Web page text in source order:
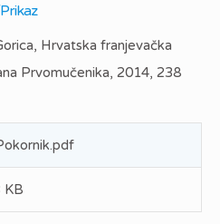
Hrvatska franjevačka
Prvomučenika, 2014, 238
KB